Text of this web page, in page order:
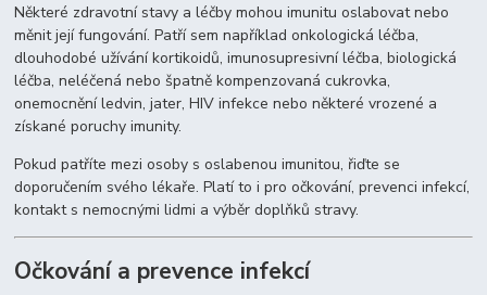
Některé zdravotní stavy a léčby mohou imunitu oslabovat nebo
měnit její fungování. Patří sem například onkologická léčba,
dlouhodobé užívání kortikoidů, imunosupresivní léčba, biologická
léčba, neléčená nebo špatně kompenzovaná cukrovka,
onemocnění ledvin, jater, HIV infekce nebo některé vrozené a
získané poruchy imunity.
Pokud patříte mezi osoby s oslabenou imunitou, řiďte se
doporučením svého lékaře. Platí to i pro očkování, prevenci infekcí,
kontakt s nemocnými lidmi a výběr doplňků stravy.
Očkování a prevence infekcí